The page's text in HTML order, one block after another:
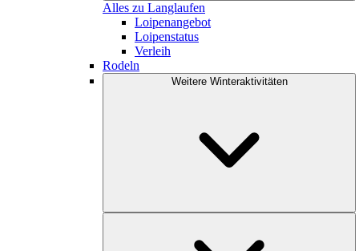
Alles zu Langlaufen
Loipenangebot
Loipenstatus
Verleih
Rodeln
Weitere Winteraktivitäten